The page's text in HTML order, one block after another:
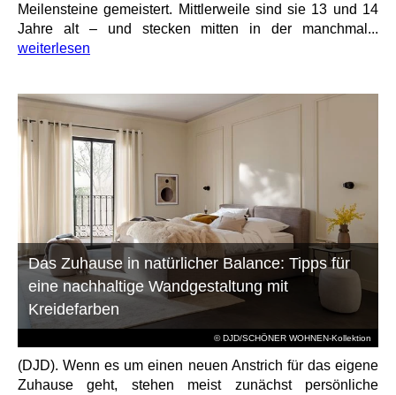
Meilensteine gemeistert. Mittlerweile sind sie 13 und 14
Jahre alt – und stecken mitten in der manchmal...
weiterlesen
© DJD/SCHÖNER WOHNEN-Kollektion
Das Zuhause in natürlicher Balance: Tipps für
eine nachhaltige Wandgestaltung mit
Kreidefarben
(DJD). Wenn es um einen neuen Anstrich für das eigene
Zuhause geht, stehen meist zunächst persönliche